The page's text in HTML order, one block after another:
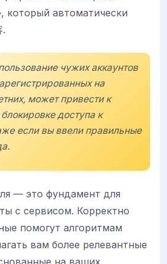
который автоматически
.
чужих аккаунтов
на
может привести к
доступа к
если вы ввели правильные
— это фундамент для
с сервисом. Корректно
помогут алгоритмам
вам более релевантные